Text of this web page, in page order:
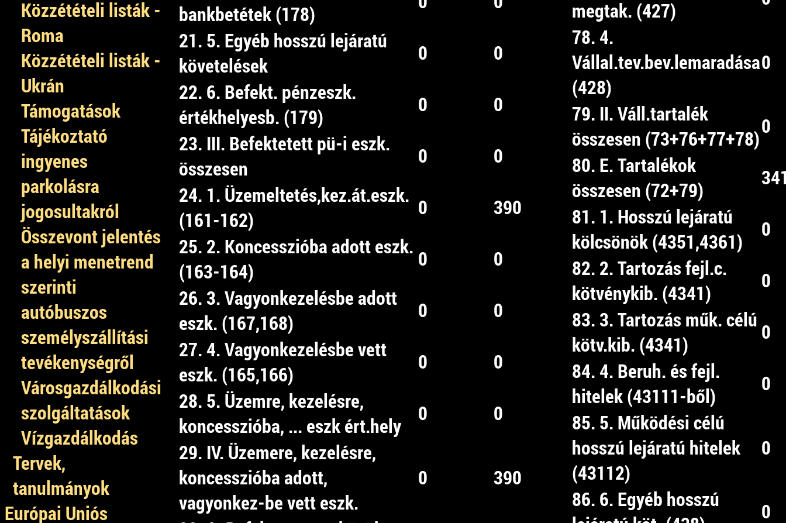
Közzétételi listák -
Roma
Közzétételi listák -
Ukrán
Támogatások
Tájékoztató
ingyenes
parkolásra
jogosultakról
Összevont jelentés
a helyi menetrend
szerinti
autóbuszos
személyszállítási
tevékenységről
Városgazdálkodási
szolgáltatások
Vízgazdálkodás
Tervek,
tanulmányok
Európai Uniós
bankbetétek (178)
21. 5. Egyéb hosszú lejáratú
követelések
0
0
22. 6. Befekt. pénzeszk.
értékhelyesb. (179)
0
0
23. III. Befektetett pü-i eszk.
összesen
0
0
24. 1. Üzemeltetés,kez.át.eszk.
(161-162)
0
390
25. 2. Koncesszióba adott eszk.
(163-164)
0
0
26. 3. Vagyonkezelésbe adott
eszk. (167,168)
0
0
27. 4. Vagyonkezelésbe vett
eszk. (165,166)
0
0
28. 5. Üzemre, kezelésre,
koncesszióba, ... eszk ért.hely
0
0
29. IV. Üzemere, kezelésre,
koncesszióba adott,
vagyonkez-be vett eszk.
0 390
megtak. (427)
78. 4.
Vállal.tev.bev.lemaradása
(428)
0
79. II. Váll.tartalék
összesen (73+76+77+78)
0
80. E. Tartalékok
összesen (72+79)
81. 1. Hosszú lejáratú
kölcsönök (4351,4361)
0
82. 2. Tartozás fejl.c.
kötvénykib. (4341)
0
83. 3. Tartozás műk. célú
kötv.kib. (4341)
0
84. 4. Beruh. és fejl.
hitelek (43111-ből)
0
85. 5. Működési célú
hosszú lejáratú hitelek
(43112)
0
86. 6. Egyéb hosszú
0